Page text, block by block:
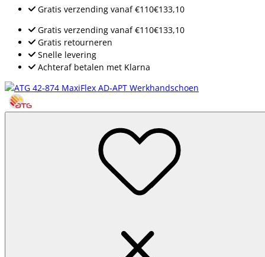
Gratis verzending vanaf€110€133,10
Gratis verzending vanaf€110€133,10
Gratis retourneren
Snelle levering
Achteraf betalen met Klarna